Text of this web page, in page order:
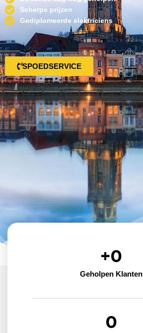
Scherpe prijzen
Gediplomeerde elektriciens
SPOEDSERVICE
Geholpen Klanten
+0
0